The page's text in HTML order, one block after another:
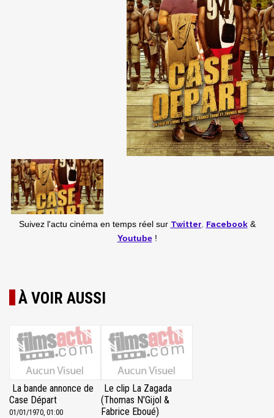
Suivez l'actu cinéma en temps réel sur Twitter Facebook&
Youtube!
À VOIR AUSSI
La bande annonce de
Case Départ
01/01/1970, 01:00
Le clip La Zagada
(Thomas N'Gijol &
Fabrice Eboué)